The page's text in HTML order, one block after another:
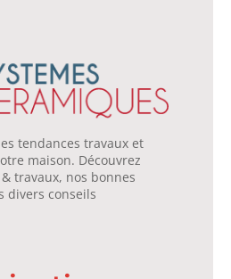
tendances travaux et
maison. Découvrez
travaux, nos bonnes
divers conseils